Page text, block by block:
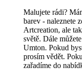
Malujete rádi?
barev - naleznete
Artcreation, ale
světě. Dále
Umton. Pokud
prosím vědět.
zařadíme do